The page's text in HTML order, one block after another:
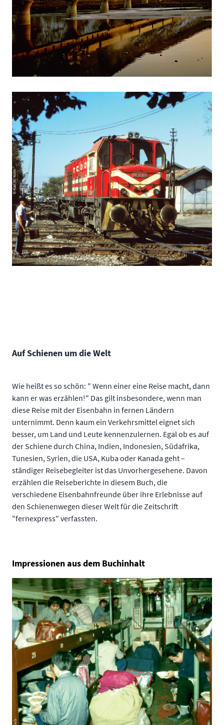
Auf Schienen um die Welt
Wie heißt es so schön: " Wenn einer eine Reise macht, dann
kann er was erzählen!" Das gilt insbesondere, wenn man
diese Reise mit der Eisenbahn in fernen Ländern
unternimmt. Denn kaum ein Verkehrsmittel eignet sich
besser, um Land und Leute kennenzulernen. Egal ob es auf
der Schiene durch China, Indien, Indonesien, Südafrika,
Tunesien, Syrien, die USA, Kuba oder Kanada geht –
ständiger Reisebegleiter ist das Unvorhergesehene. Davon
erzählen die Reiseberichte in diesem Buch, die
verschiedene Eisenbahnfreunde über ihre Erlebnisse auf
den Schienenwegen dieser Welt für die Zeitschrift
"fernexpress" verfassten.
Impressionen aus dem Buchinhalt